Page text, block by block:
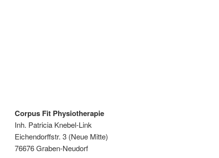
Corpus Fit Physiotherapie
Inh. Patricia Knebel-Link
Eichendorffstr. 3 (Neue Mitte)
76676 Graben-Neudorf